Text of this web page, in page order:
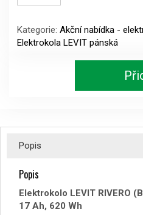
RIVERO
overstep)
vel.19"/620Wh
Kategorie: Akční nabídka -
Elektrokola LEVIT pánská
Popis
Popis
Elektrokolo LEVIT RIVERO
17 Ah, 620 Wh